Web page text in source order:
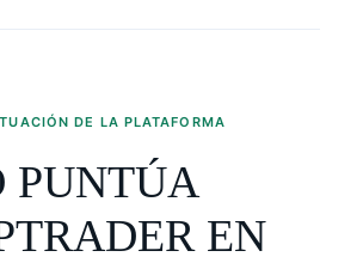
DE LA PLATAFORMA
PUNTÚA
EN